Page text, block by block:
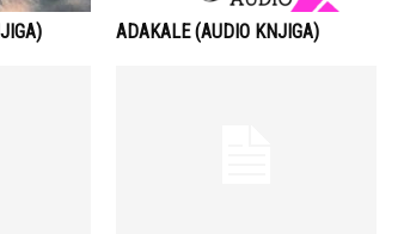
ADAKALE (AUDIO KNJIGA)